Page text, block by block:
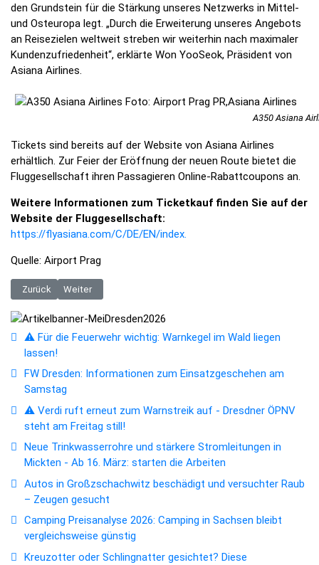
den Grundstein für die Stärkung unseres Netzwerks in Mittel-
und Osteuropa legt. „Durch die Erweiterung unseres Angebots
an Reisezielen weltweit streben wir weiterhin nach maximaler
Kundenzufriedenheit“, erklärte Won YooSeok, Präsident von
Asiana Airlines.
A350 Asiana
Tickets sind bereits auf der Website von Asiana Airlines
erhältlich. Zur Feier der Eröffnung der neuen Route bietet die
Fluggesellschaft ihren Passagieren Online-Rabattcoupons an.
Weitere Informationen zum Ticketkauf finden Sie auf der
Website der Fluggesellschaft:
https://flyasiana.com/C/DE/EN/index.
Quelle: Airport Prag
Vorheriger Beitrag: Tschechien: Flughafen Prag erweitert sein
Zurück Nächster Beitrag: Italien: Bußgelder werden jetzt
Weiter
⚠️ Für die Feuerwehr wichtig: Warnkegel im Wald liegen
lassen!
FW Dresden: Informationen zum Einsatzgeschehen am
Samstag
⚠️ Verdi ruft erneut zum Warnstreik auf - Dresdner ÖPNV
steht am Freitag still!
Neue Trinkwasserrohre und stärkere Stromleitungen in
Mickten - Ab 16. März: starten die Arbeiten
Autos in Großzschachwitz beschädigt und versuchter Raub
– Zeugen gesucht
Camping Preisanalyse 2026: Camping in Sachsen bleibt
vergleichsweise günstig
Kreuzotter oder Schlingnatter gesichtet? Diese